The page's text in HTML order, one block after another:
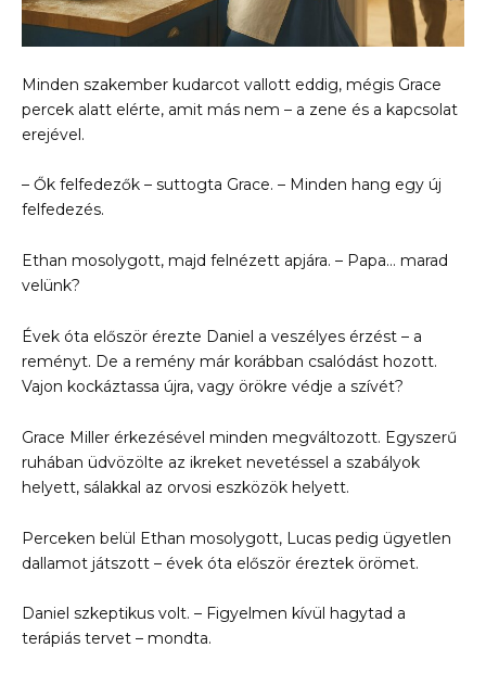
Minden szakember kudarcot vallott eddig, mégis Grace
percek alatt elérte, amit más nem – a zene és a kapcsolat
erejével.
– Ők felfedezők – suttogta Grace. – Minden hang egy új
felfedezés.
Ethan mosolygott, majd felnézett apjára. – Papa… marad
velünk?
Évek óta először érezte Daniel a veszélyes érzést – a
reményt. De a remény már korábban csalódást hozott.
Vajon kockáztassa újra, vagy örökre védje a szívét?
Grace Miller érkezésével minden megváltozott. Egyszerű
ruhában üdvözölte az ikreket nevetéssel a szabályok
helyett, sálakkal az orvosi eszközök helyett.
Perceken belül Ethan mosolygott, Lucas pedig ügyetlen
dallamot játszott – évek óta először éreztek örömet.
Daniel szkeptikus volt. – Figyelmen kívül hagytad a
terápiás tervet – mondta.